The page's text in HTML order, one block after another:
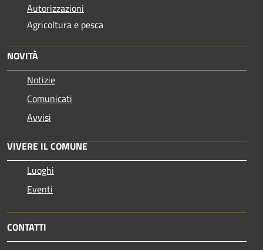
Autorizzazioni
Agricoltura e pesca
NOVITÀ
Notizie
Comunicati
Avvisi
VIVERE IL COMUNE
Luoghi
Eventi
CONTATTI